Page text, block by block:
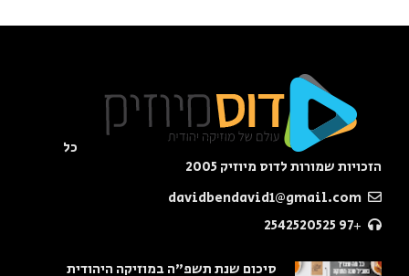
כל
הזכויות שמורות לדוס מיוזיק 2005
+97 2542520525
סיכום שנת תשפ"ה במוזיקה היהודית